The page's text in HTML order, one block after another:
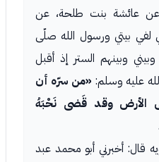
عائشة بنت طلحة، عن
لفي بيتي ورسول الله صلّى
وبينهم الستر إذ أقبل
عليه وسلم: «من سرّه أن
الأرض وقد قَضى نَحْبَهُ
.
قال: أخبرني أبو محمد عبد